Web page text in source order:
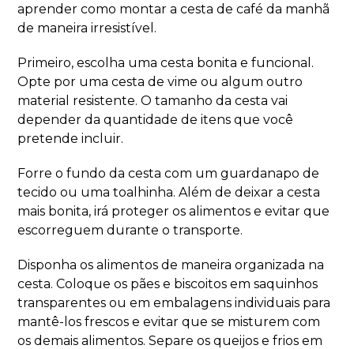
aprender como montar a cesta de café da manhã
de maneira irresistível.
Primeiro, escolha uma cesta bonita e funcional.
Opte por uma cesta de vime ou algum outro
material resistente. O tamanho da cesta vai
depender da quantidade de itens que você
pretende incluir.
Forre o fundo da cesta com um guardanapo de
tecido ou uma toalhinha. Além de deixar a cesta
mais bonita, irá proteger os alimentos e evitar que
escorreguem durante o transporte.
Disponha os alimentos de maneira organizada na
cesta. Coloque os pães e biscoitos em saquinhos
transparentes ou em embalagens individuais para
mantê-los frescos e evitar que se misturem com
os demais alimentos. Separe os queijos e frios em